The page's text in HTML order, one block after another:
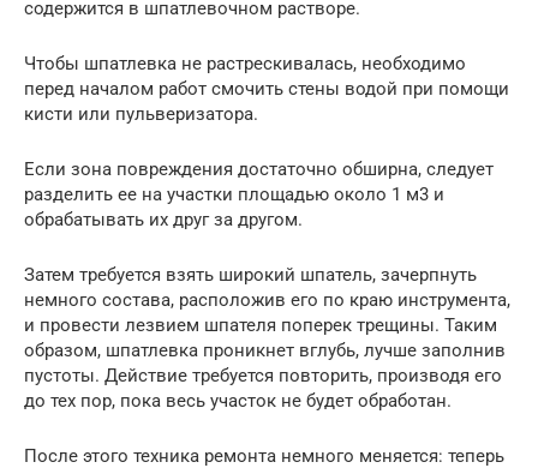
содержится в шпатлевочном растворе.
Чтобы шпатлевка не растрескивалась, необходимо
перед началом работ смочить стены водой при помощи
кисти или пульверизатора.
Если зона повреждения достаточно обширна, следует
разделить ее на участки площадью около 1 м3 и
обрабатывать их друг за другом.
Затем требуется взять широкий шпатель, зачерпнуть
немного состава, расположив его по краю инструмента,
и провести лезвием шпателя поперек трещины. Таким
образом, шпатлевка проникнет вглубь, лучше заполнив
пустоты. Действие требуется повторить, производя его
до тех пор, пока весь участок не будет обработан.
После этого техника ремонта немного меняется: теперь